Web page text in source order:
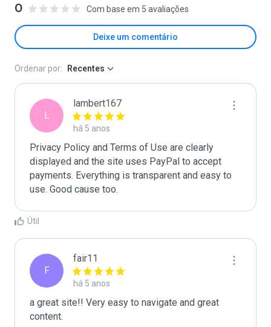
0 Com base em 5 avaliações
Deixe um comentário
Ordenar por: Recentes
L
lambert167
há 5 anos
Privacy Policy and Terms of Use are clearly
displayed and the site uses PayPal to accept
payments. Everything is transparent and easy to
use. Good cause too.
Útil
F
fair11
há 5 anos
a great site!! Very easy to navigate and great
content.